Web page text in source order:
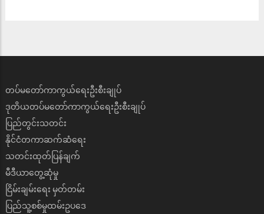
တပ်မတော်ကာကွယ်ရေးဦးစီးချုပ်
ဒုတိယတပ်မတော်ကာကွယ်ရေးဦးစီးချုပ်
ပြည်တွင်းသတင်း
နိုင်ငံတကာဆက်ဆံရေး
သတင်းထုတ်ပြန်ချက်
မီဒီယာတွေ့ဆုံမှု
ငြိမ်းချမ်းရေး မှတ်တမ်း
ပြည်သူ့စစ်မှုထမ်းဥပ‌ဒေ